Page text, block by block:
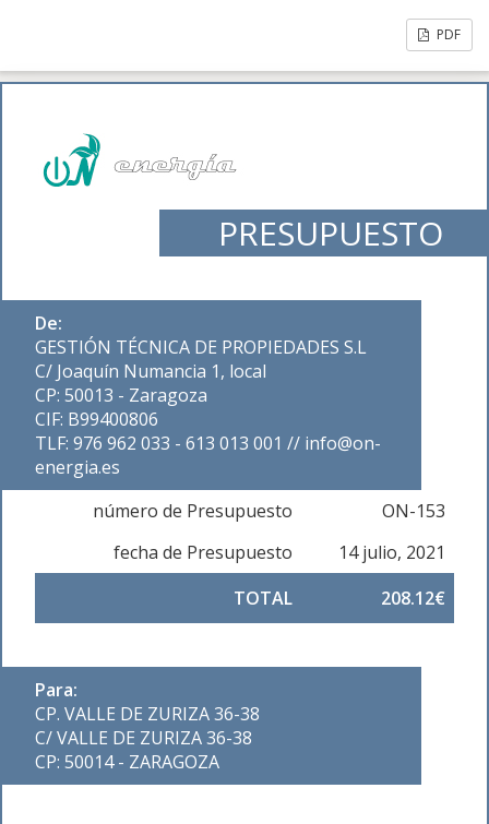
PDF
PRESUPUESTO
De:
GESTIÓN TÉCNICA DE PROPIEDADES S.L
C/ Joaquín Numancia 1, local
CP: 50013 - Zaragoza
CIF: B99400806
TLF: 976 962 033 - 613 013 001 // info@on-
energia.es
número de Presupuesto
ON-153
fecha de Presupuesto
14 julio, 2021
TOTAL
208.12€
Para:
CP. VALLE DE ZURIZA 36-38
C/ VALLE DE ZURIZA 36-38
CP: 50014 - ZARAGOZA